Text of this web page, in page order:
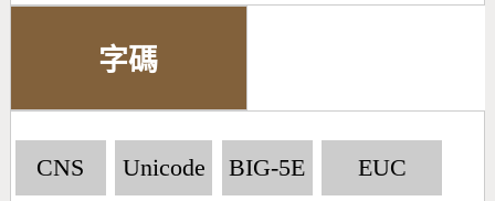
字碼
CNS Unicode BIG-5E EUC